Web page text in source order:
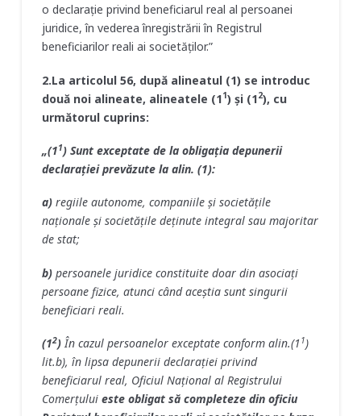
o declaraţie privind beneficiarul real al persoanei
juridice, în vederea înregistrării în Registrul
beneficiarilor reali ai societăţilor.”
2.La articolul 56, după alineatul (1) se introduc
două noi alineate, alineatele (11) şi (12), cu
următorul cuprins:
„(11) Sunt exceptate de la obligaţia depunerii
declaraţiei prevăzute la alin. (1):
a)regiile autonome, companiile şi societăţile
naţionale şi societăţile deţinute integral sau majoritar
de stat;
b)persoanele juridice constituite doar din asociaţi
persoane fizice, atunci când aceştia sunt singurii
beneficiari reali.
(12)În cazul persoanelor exceptate conform alin.(1 1)
lit.b), în lipsa depunerii declaraţiei privind
beneficiarul real, Oficiul Naţional al Registrului
Comerţului este obligat să completeze din oficiu